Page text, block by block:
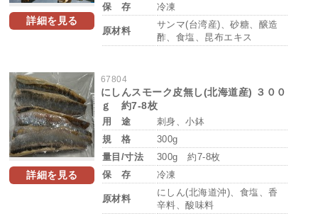
詳細を見る
保 存
冷凍
原材料
サンマ(台湾産)、砂糖、醸造
酢、食塩、昆布エキス
詳細を見る
67804
にしんスモーク皮無し(北海道産) ３００
ｇ 約7-8枚
用 途
刺身、小鉢
規 格
300g
量目/寸法
300g 約7-8枚
保 存
冷凍
原材料
にしん(北海道沖)、食塩、香
辛料、酸味料